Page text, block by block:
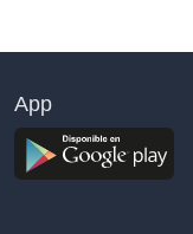
App